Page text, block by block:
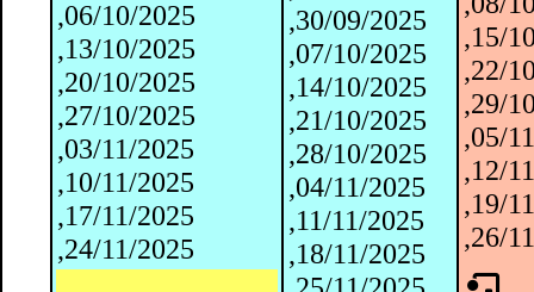
,06/10/2025
,13/10/2025
,20/10/2025
,27/10/2025
,03/11/2025
,10/11/2025
,17/11/2025
,24/11/2025
,30/09/2025
,07/10/2025
,14/10/2025
,21/10/2025
,28/10/2025
,04/11/2025
,11/11/2025
,18/11/2025
,15/
,22/
,29/
,05/
,12/
,19/
,26/